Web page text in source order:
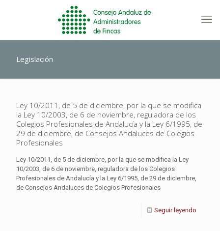
Legislación
Ley 10/2011, de 5 de diciembre, por la que se modifica
la Ley 10/2003, de 6 de noviembre, reguladora de los
Colegios Profesionales de Andalucía y la Ley 6/1995, de
29 de diciembre, de Consejos Andaluces de Colegios
Profesionales
Ley 10/2011, de 5 de diciembre, por la que se modifica la Ley
10/2003, de 6 de noviembre, reguladora de los Colegios
Profesionales de Andalucía y la Ley 6/1995, de 29 de diciembre,
de Consejos Andaluces de Colegios Profesionales
Seguir leyendo